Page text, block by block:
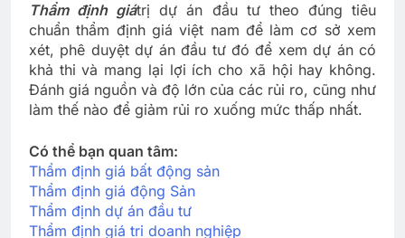
Thẩm định giátrị dự án đầu tư theo đúng tiêu
chuẩn thẩm định giá việt nam để làm cơ sở xem
xét, phê duyệt dự án đầu tư đó để xem dự án có
khả thi và mang lại lợi ích cho xã hội hay không.
Đánh giá nguồn và độ lớn của các rủi ro, cũng như
làm thế nào để giảm rủi ro xuống mức thấp nhất.
Có thể bạn quan tâm:
Thẩm định giá bất động sản
Thẩm định giá động Sản
Thẩm định dự án đầu tư
Thẩm định giá tri doanh nghiệp